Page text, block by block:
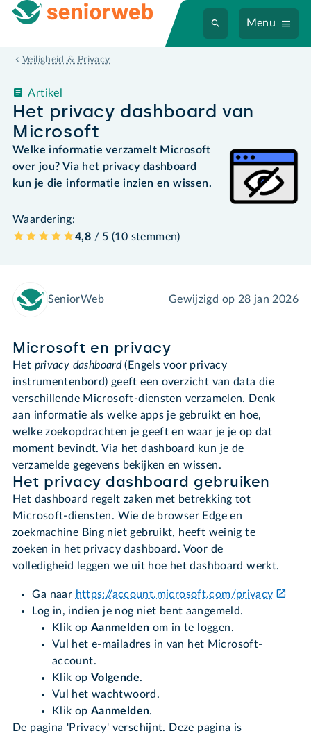
Menu
Veiligheid & Privacy
Het privacy dashboard van
Microsoft
Artikel
Welke informatie verzamelt Microsoft
over jou? Via het privacy dashboard
kun je die informatie inzien en wissen.
Waardering:
4,8 / 5 (10 stemmen)
SeniorWeb Gewijzigd op 28 jan 2026
Microsoft en privacy
Het privacy dashboard (Engels voor privacy
instrumentenbord) geeft een overzicht van data die
verschillende Microsoft-diensten verzamelen. Denk
aan informatie als welke apps je gebruikt en hoe,
welke zoekopdrachten je geeft en waar je je op dat
moment bevindt. Via het dashboard kun je de
verzamelde gegevens bekijken en wissen.
Het privacy dashboard gebruiken
Het dashboard regelt zaken met betrekking tot
Microsoft-diensten. Wie de browser Edge en
zoekmachine Bing niet gebruikt, heeft weinig te
zoeken in het privacy dashboard. Voor de
volledigheid leggen we uit hoe het dashboard werkt.
Ga naar https://account.microsoft.com/privacy
Log in, indien je nog niet bent aangemeld.
Klik op Aanmelden om in te loggen.
Vul het e-mailadres in van het Microsoft-
account.
Klik op Volgende.
Vul het wachtwoord.
Klik op Aanmelden.
De pagina 'Privacy' verschijnt. Deze pagina is